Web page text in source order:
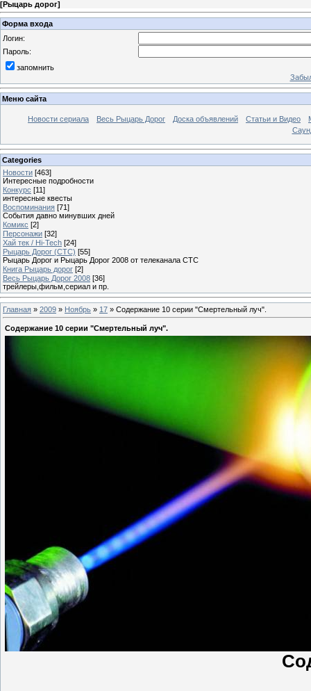
[Рыцарь дорог]
Форма входа
Логин:
Пароль:
запомнить
Меню сайта
Новости сериала Весь Рыцарь Дорог Доска объявлений Статьи и Видео
Categories
Новости [463]
Интересные подробности
Конкурс [11]
интересные квесты
Воспоминания [71]
События давно минувших дней
Комикс [2]
Персонажи [32]
Хай тек / Hi-Tech [24]
Рыцарь Дорог (СТС) [55]
Рыцарь Дорог и Рыцарь Дорог 2008 от телеканала СТС
Книга Рыцарь дорог [2]
Весь Рыцарь Дорог 2008 [36]
трейлеры,фильм,сериал и пр.
Главная » 2009 » Ноябрь » 17 » Содержание 10 серии "Смертельный луч".
Содержание 10 серии "Смертельный луч".